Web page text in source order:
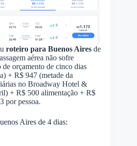
roteiro para Buenos Aires de
aérea não sofre
de orçamento de cinco dias
+ R$ 947 (metade da
no Broadway Hotel &
+ R$ 500 alimentação + R$
por pessoa.
Aires de 4 dias: